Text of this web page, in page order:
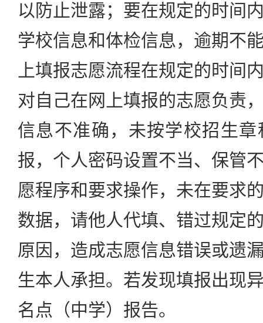
以防止泄露；要在规定的时间
学校信息和体检信息，逾期不
上填报志愿流程在规定的时间
对自己在网上填报的志愿负责
信息不准确，未按学校招生
报，个人密码设置不当、保管
愿程序和要求操作，未在要求
数据，请他人代填、错过规定
原因，造成志愿信息错误或遗
生本人承担。若发现填报出现
名点（中学）报告。